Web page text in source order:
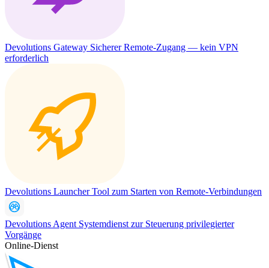
Devolutions Gateway Sicherer Remote-Zugang — kein VPN
erforderlich
Devolutions LauncherTool zum Starten von Remote-Verbindungen
Devolutions Agent Systemdienst zur Steuerung privilegierter
Vorgänge
Online-Dienst